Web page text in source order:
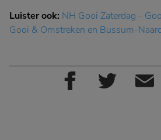
Luister ook: NH Gooi Zaterdag -
Gooi & Omstreken en Bussum-